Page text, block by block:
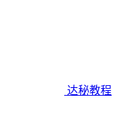
达秘教程